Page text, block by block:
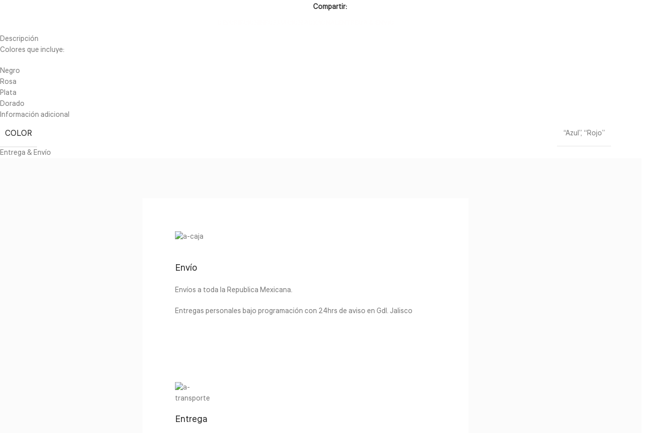
Compartir:
Descripción
Colores que incluye:
Negro
Rosa
Plata
Dorado
Información adicional
COLOR
“Azul”, “Rojo”
Entrega & Envío
Envío
Envíos a toda la Republica Mexicana.
Entregas personales bajo programación con 24hrs de aviso en Gdl. Jalisco
Entrega